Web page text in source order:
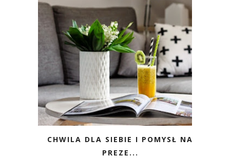
CHWILA DLA SIEBIE I POMYSŁ NA
PREZE...